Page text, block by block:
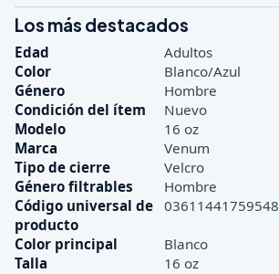
Los más destacados
Edad
Adultos
Color
Blanco/Azul
Género
Hombre
Condición del ítem
Nuevo
Modelo
16 oz
Marca
Venum
Tipo de cierre
Velcro
Género filtrables
Hombre
Código universal de
producto
03611441759548
Color principal
Blanco
Talla
16 oz